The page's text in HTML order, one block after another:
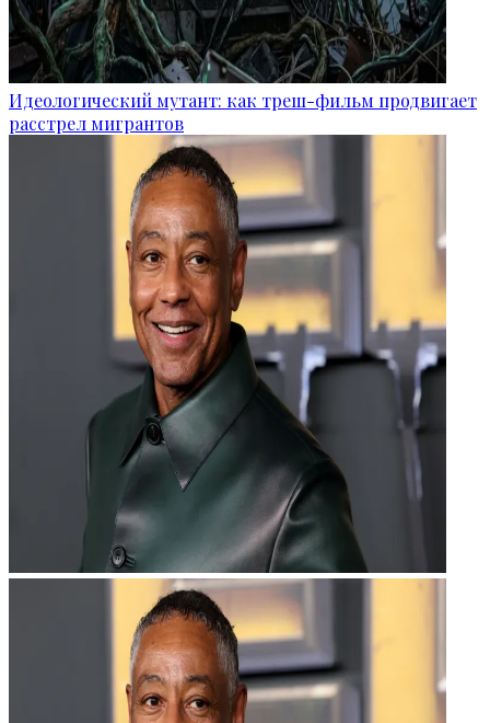
Идеологический мутант: как треш-фильм продвигает
расстрел мигрантов